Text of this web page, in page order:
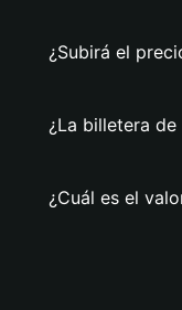
¿Subirá el
¿La billetera
¿Cuál es el